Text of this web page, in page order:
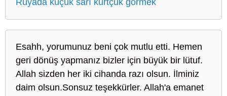
Esahh, yorumunuz beni çok mutlu etti. Hemen
geri dönüş yapmanız bizler için büyük bir lütuf.
Allah sizden her iki cihanda razı olsun. İlminiz
daim olsun.Sonsuz teşekkürler. Allah'a emanet